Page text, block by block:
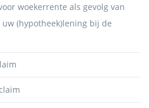
woekerrente als gevolg van
(hypotheek)lening bij de